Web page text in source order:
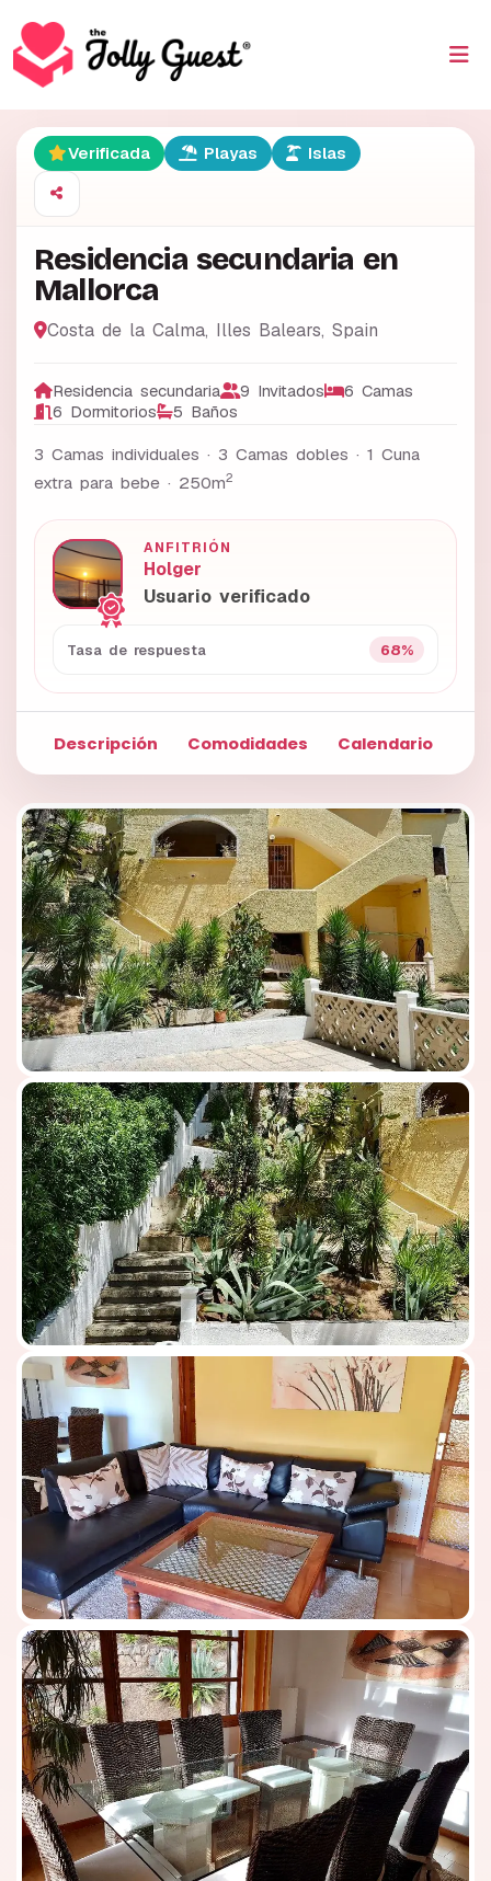
Verificada Playas Islas
Residencia secundaria en
Mallorca
Costa de la Calma, Illes Balears, Spain
Residencia secundaria 9 Invitados
6 Camas
6 Dormitorios
5 Baños
3 Camas individuales · 3 Camas dobles · 1 Cuna
extra para bebe · 250m2
ANFITRIÓN
Holger
Usuario verificado
Tasa de respuesta 68%
Descripción Comodidades Calendario